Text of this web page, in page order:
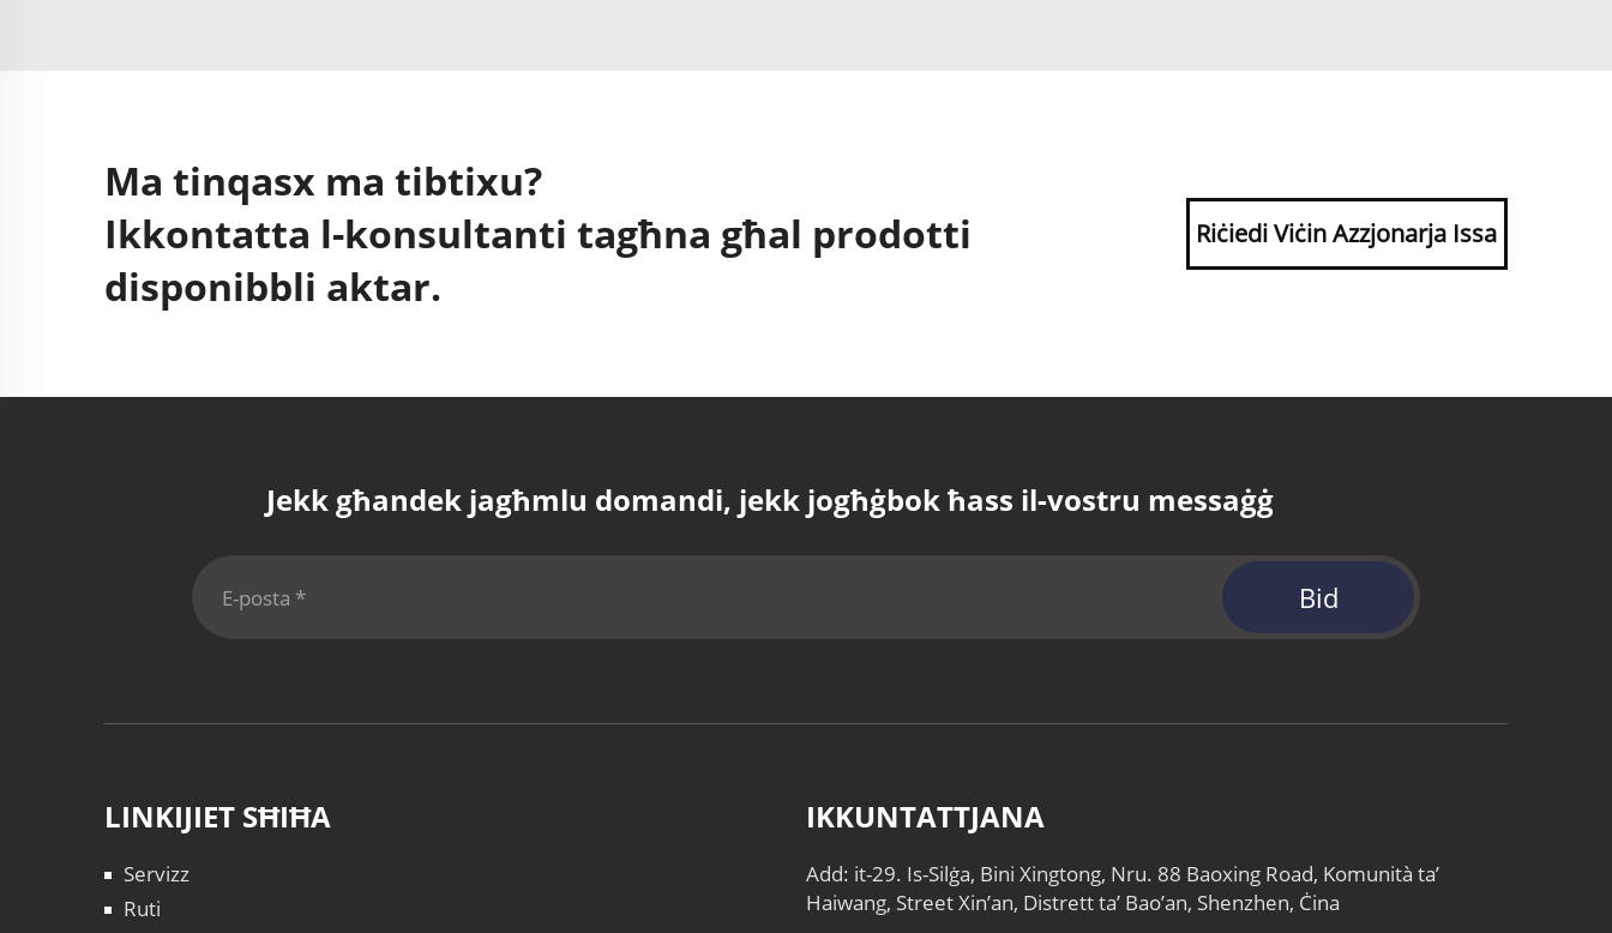
Ma tinqasx ma tibtixu?
Ikkontatta l-konsultanti tagħna għal prodotti
disponibbli aktar.
Riċiedi Viċin Azzjonarja Issa
Jekk għandek jagħmlu domandi, jekk jogħġbok ħass il-vostru messaġġ
Bid
LINKIJIET SĦIĦA
Servizz
Ruti
IKKUNTATTJANA
Add: it-29. Is-Silġa, Bini Xingtong, Nru. 88 Baoxing Road, Komunità ta’
Haiwang, Street Xin’an, Distrett ta’ Bao’an, Shenzhen, Ċina